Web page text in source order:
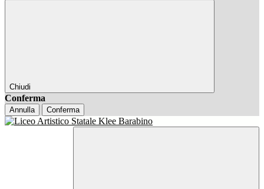
Chiudi
Conferma
Annulla Conferma